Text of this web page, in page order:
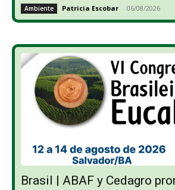
Ambiente Patricia Escobar - 06/08/2026
Brasil | ABAF y Cedagro